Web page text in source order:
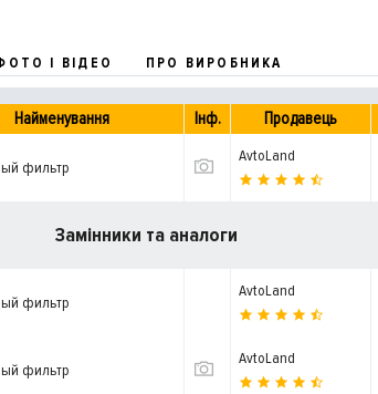
І ВІДЕО ПРО ВИРОБНИКА
Найменування Інф. Продавець
фильтр
AvtoLand
Замінники та аналоги
фильтр
AvtoLand
фильтр
AvtoLand